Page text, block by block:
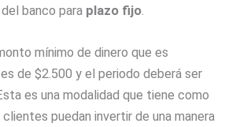
banco para plazo fijo
mínimo de dinero que es
de $2.500 y el periodo deberá ser
es una modalidad que tiene como
puedan invertir de una manera